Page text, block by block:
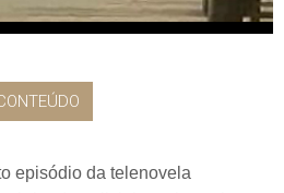
episódio da telenovela